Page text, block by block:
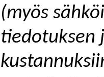
(myös
tiedotuksen